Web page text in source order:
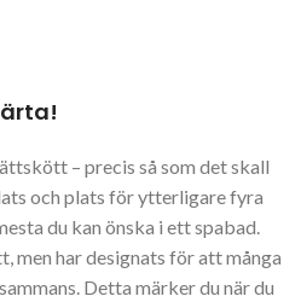
– precis så som det skall
och plats för ytterligare fyra
du kan önska i ett spabad.
men har designats för att många
Detta märker du när du